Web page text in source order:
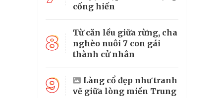
cống hiến
8
Từ căn lều giữa rừng, cha
nghèo nuôi 7 con gái
thành cử nhân
9
Làng cổ đẹp như tranh
vẽ giữa lòng miền Trung